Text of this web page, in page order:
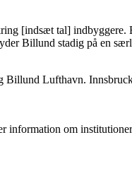
[indsæt tal]
Billund stadig på en
Lufthavn.
information om